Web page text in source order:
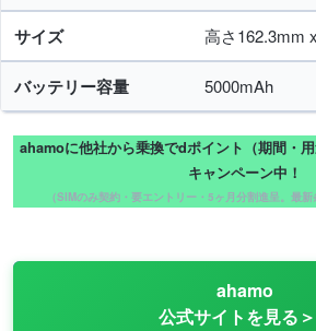
サイズ 高さ162.3mm
バッテリー容量 5000mAh
ahamoに他社から乗換でdポイント（期間・
キャンペーン中！
（SIMのみ契約・要エントリー・5ヶ月分割進呈。最新
ahamo
公式サイトを見る＞